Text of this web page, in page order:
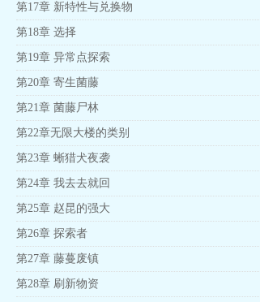
第17章 新特性与兑换物
第18章 选择
第19章 异常点探索
第20章 寄生菌藤
第21章 菌藤尸林
第22章无限大楼的类别
第23章 蜥猎犬夜袭
第24章 我去去就回
第25章 赵昆的强大
第26章 探索者
第27章 藤蔓废镇
第28章 刷新物资